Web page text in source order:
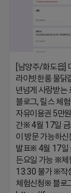
[남양주/화도읍]
라이빗한룸 물닭
년넘게 사랑받는
블로그, 릴스 체
자유이용권 5만
간※ 4월 17일
이 방문 가능하
발표※ 4월 17일
든요일 가능 ※
13:30 불가 ※작
체험신청※ 블로